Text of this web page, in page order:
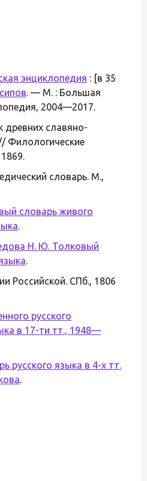
энциклопедия : [в 35
. — М. : Большая
2004—2017.
древних славяно-
Филологические
словарь. М.,
словарь живого
.
Н. Ю. Толковый
.
Российской. СПб., 1806
русского
в 17-ти тт., 1948—
русского языка в 4-х тт.
.